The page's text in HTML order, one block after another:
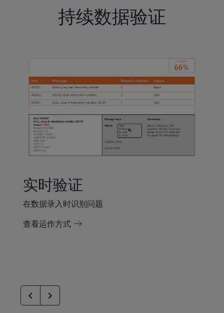
持续数据验证
实时验证
在数据录入时识别问题
查看运作方式